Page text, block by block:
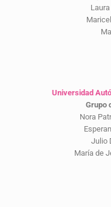
Universidad
Grupo
Nora
Julio
María de